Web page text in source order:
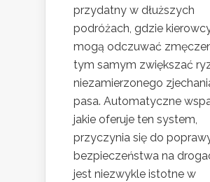
przydatny w dłuższych
podróżach, gdzie
mogą odczuwać
tym samym zwiększać
niezamierzonego
pasa. Automatyczne
jakie oferuje ten system,
przyczynia się do
bezpieczeństwa na
jest niezwykle istotne w